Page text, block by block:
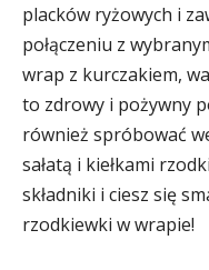
placków ryżowych i
połączeniu z
wrap z kurczakiem,
to zdrowy i pożywny
również spróbować
sałatą i kiełkami
składniki i ciesz się
rzodkiewki w wrapie!